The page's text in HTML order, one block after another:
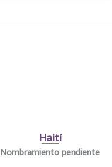
Haití
Nombramiento pendiente